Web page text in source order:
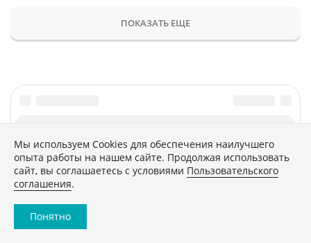
ПОКАЗАТЬ ЕЩЕ
Главное
Новости
Аналитика
Рейтинги
Обзоры
Популярное
Конференции
Мы используем Сookies для обеспечения наилучшего
опыта работы на нашем сайте. Продолжая использовать
сайт, вы соглашаетесь с условиями Пользовательского
соглашения.
Понятно